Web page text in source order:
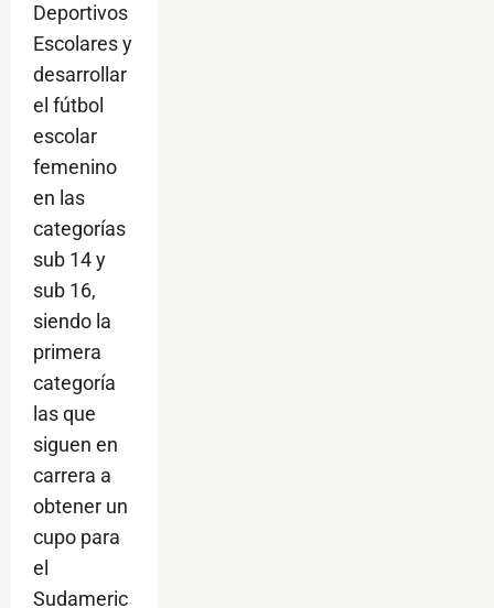
Deportivos
Escolares y
desarrollar
el fútbol
escolar
femenino
en las
categorías
sub 14 y
sub 16,
siendo la
primera
categoría
las que
siguen en
carrera a
obtener un
cupo para
el
Sudameric